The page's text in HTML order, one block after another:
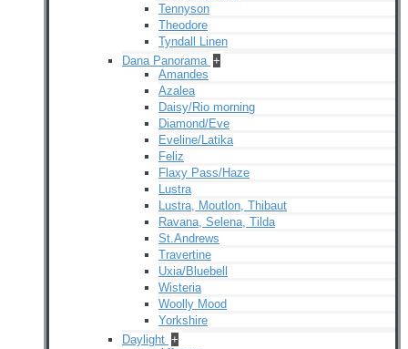
Tennyson
Theodore
Tyndall Linen
Dana Panorama +
Amandes
Azalea
Daisy/Rio morning
Diamond/Eve
Eveline/Latika
Feliz
Flaxy Pass/Haze
Lustra
Lustra, Moutlon, Thibaut
Ravana, Selena, Tilda
St.Andrews
Travertine
Uxia/Bluebell
Wisteria
Woolly Mood
Yorkshire
Daylight +